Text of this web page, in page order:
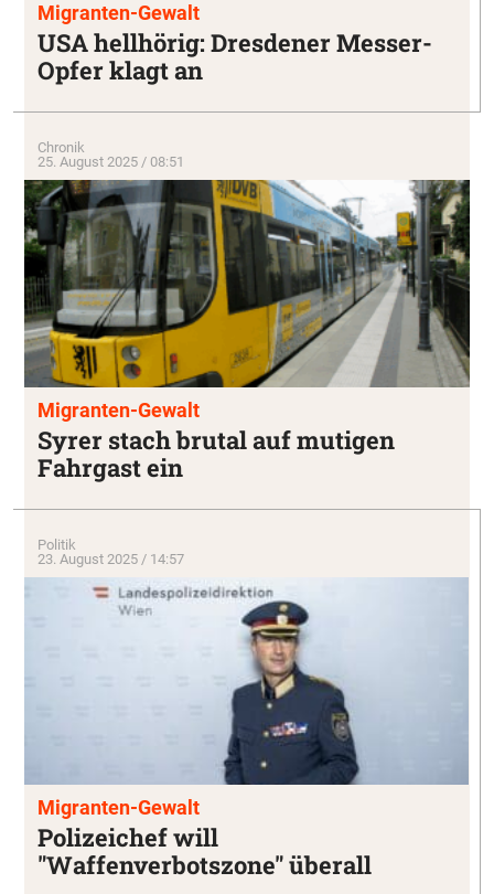
Migranten-Gewalt
USA hellhörig: Dresdener Messer-
Opfer klagt an
Chronik
25. August 2025 / 08:51
Migranten-Gewalt
Syrer stach brutal auf mutigen
Fahrgast ein
Politik
23. August 2025 / 14:57
Migranten-Gewalt
Polizeichef will
"Waffenverbotszone" überall